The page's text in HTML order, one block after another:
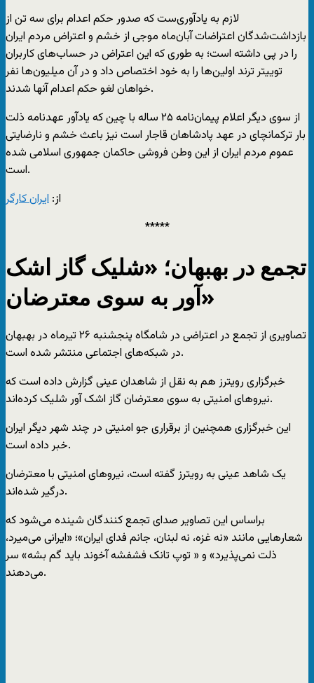
لازم به یادآوری‌ست که صدور حکم اعدام برای سه تن از
بازداشت‌شدگان اعتراضات آبان‌ماه موجی از خشم و اعتراض مردم ایران
را در پی داشته است؛ به طوری که این اعتراض در حساب‌های کاربران
توییتر ترند اولین‌ها را به خود اختصاص داد و در آن میلیون‌ها نفر
خواهان لغو حکم اعدام آنها شدند.
از سوی دیگر اعلام پیمان‌نامه ۲۵ ساله با چین که یادآور عهدنامه ذلت
بار ترکمانچای در عهد پادشاهان قاجار است نیز باعث خشم و نارضایتی
عموم مردم ایران از این وطن فروشی حاکمان جمهوری اسلامی شده
است.
از: ایران کارگر
*****
تجمع در بهبهان؛ «شلیک گاز اشک
آور به سوی معترضان»
تصاویری از تجمع در اعتراضی در شامگاه پنجشنبه ۲۶ تیرماه در بهبهان
در شبکه‌های اجتماعی منتشر شده است.
خبرگزاری رویترز هم به نقل از شاهدان عینی گزارش داده است که
نیروهای امنیتی به سوی معترضان گاز اشک آور شلیک کرده‌اند.
این خبرگزاری همچنین از برقراری جو امنیتی در چند شهر دیگر ایران
خبر داده است.
یک شاهد عینی به رویترز گفته است، نیروهای امنیتی با معترضان
درگیر شده‌اند.
براساس این تصاویر صدای تجمع کنندگان شینده می‌شود که
شعارهایی مانند «نه غزه، نه لبنان، جانم فدای ایران»؛ «ایرانی می‌میرد،
ذلت نمی‌پذیرد» و « توپ تانک فشفشه آخوند باید گم بشه» سر
می‌دهند.